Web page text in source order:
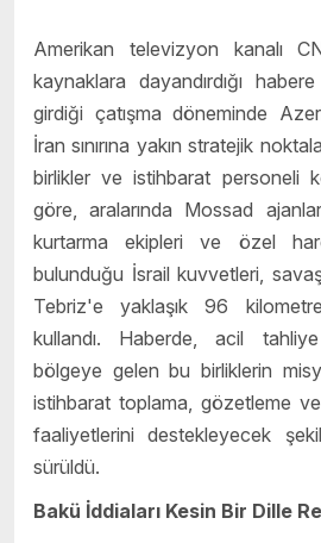
Amerikan televizyon kanalı
kaynaklara dayandırdığı
girdiği çatışma döneminde
İran sınırına yakın stratejik
birlikler ve istihbarat personeli
göre, aralarında Mossad
kurtarma ekipleri ve özel
bulunduğu İsrail kuvvetleri,
Tebriz'e yaklaşık 96
kullandı. Haberde, acil
bölgeye gelen bu birliklerin
istihbarat toplama, gözetleme
faaliyetlerini destekleyecek
sürüldü.
Bakü İddiaları Kesin Bir Dille